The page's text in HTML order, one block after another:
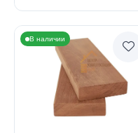
В наличии